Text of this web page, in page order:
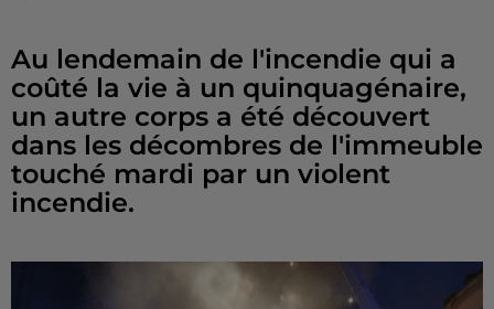
Au lendemain de l'incendie qui a
coûté la vie à un quinquagénaire,
un autre corps a été découvert
dans les décombres de l'immeuble
touché mardi par un violent
incendie.